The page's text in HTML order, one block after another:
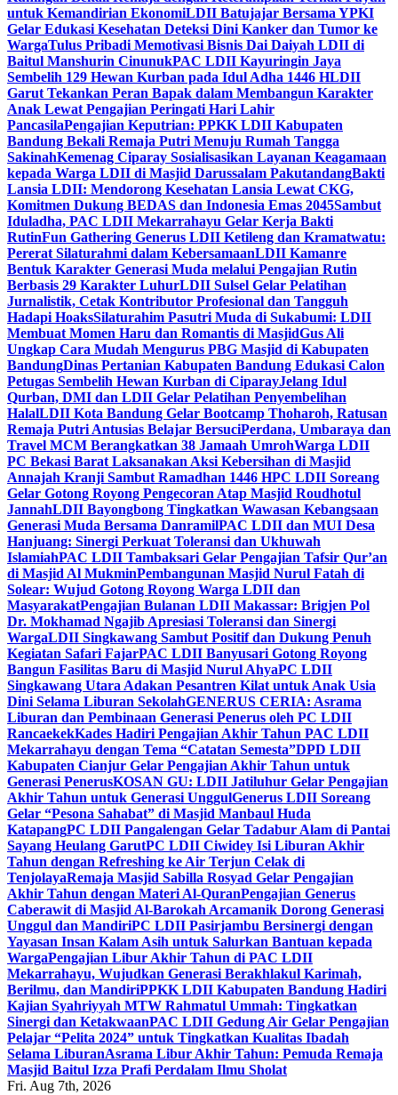
untuk Kemandirian EkonomiLDII Batujajar Bersama YPKI
Gelar Edukasi Kesehatan Deteksi Dini Kanker dan Tumor ke
WargaTulus Pribadi Memotivasi Bisnis Dai Daiyah LDII di
Baitul Manshurin CinunukPAC LDII Kayuringin Jaya
Sembelih 129 Hewan Kurban pada Idul Adha 1446 HLDII
Garut Tekankan Peran Bapak dalam Membangun Karakter
Anak Lewat Pengajian Peringati Hari Lahir
PancasilaPengajian Keputrian: PPKK LDII Kabupaten
Bandung Bekali Remaja Putri Menuju Rumah Tangga
SakinahKemenag Ciparay Sosialisasikan Layanan Keagamaan
kepada Warga LDII di Masjid Darussalam PakutandangBakti
Lansia LDII: Mendorong Kesehatan Lansia Lewat CKG,
Komitmen Dukung BEDAS dan Indonesia Emas 2045Sambut
Iduladha, PAC LDII Mekarrahayu Gelar Kerja Bakti
RutinFun Gathering Generus LDII Ketileng dan Kramatwatu:
Pererat Silaturahmi dalam KebersamaanLDII Kamanre
Bentuk Karakter Generasi Muda melalui Pengajian Rutin
Berbasis 29 Karakter LuhurLDII Sulsel Gelar Pelatihan
Jurnalistik, Cetak Kontributor Profesional dan Tangguh
Hadapi HoaksSilaturahim Pasutri Muda di Sukabumi: LDII
Membuat Momen Haru dan Romantis di MasjidGus Ali
Ungkap Cara Mudah Mengurus PBG Masjid di Kabupaten
BandungDinas Pertanian Kabupaten Bandung Edukasi Calon
Petugas Sembelih Hewan Kurban di CiparayJelang Idul
Qurban, DMI dan LDII Gelar Pelatihan Penyembelihan
HalalLDII Kota Bandung Gelar Bootcamp Thoharoh, Ratusan
Remaja Putri Antusias Belajar BersuciPerdana, Umbaraya dan
Travel MCM Berangkatkan 38 Jamaah UmrohWarga LDII
PC Bekasi Barat Laksanakan Aksi Kebersihan di Masjid
Annajah Kranji Sambut Ramadhan 1446 HPC LDII Soreang
Gelar Gotong Royong Pengecoran Atap Masjid Roudhotul
JannahLDII Bayongbong Tingkatkan Wawasan Kebangsaan
Generasi Muda Bersama DanramilPAC LDII dan MUI Desa
Hanjuang: Sinergi Perkuat Toleransi dan Ukhuwah
IslamiahPAC LDII Tambaksari Gelar Pengajian Tafsir Qur’an
di Masjid Al MukminPembangunan Masjid Nurul Fatah di
Solear: Wujud Gotong Royong Warga LDII dan
MasyarakatPengajian Bulanan LDII Makassar: Brigjen Pol
Dr. Mokhamad Ngajib Apresiasi Toleransi dan Sinergi
WargaLDII Singkawang Sambut Positif dan Dukung Penuh
Kegiatan Safari FajarPAC LDII Banyusari Gotong Royong
Bangun Fasilitas Baru di Masjid Nurul AhyaPC LDII
Singkawang Utara Adakan Pesantren Kilat untuk Anak Usia
Dini Selama Liburan SekolahGENERUS CERIA: Asrama
Liburan dan Pembinaan Generasi Penerus oleh PC LDII
RancaekekKades Hadiri Pengajian Akhir Tahun PAC LDII
Mekarrahayu dengan Tema “Catatan Semesta”DPD LDII
Kabupaten Cianjur Gelar Pengajian Akhir Tahun untuk
Generasi PenerusKOSAN GU: LDII Jatiluhur Gelar Pengajian
Akhir Tahun untuk Generasi UnggulGenerus LDII Soreang
Gelar “Pesona Sahabat” di Masjid Manbaul Huda
KatapangPC LDII Pangalengan Gelar Tadabur Alam di Pantai
Sayang Heulang GarutPC LDII Ciwidey Isi Liburan Akhir
Tahun dengan Refreshing ke Air Terjun Celak di
TenjolayaRemaja Masjid Sabilla Rosyad Gelar Pengajian
Akhir Tahun dengan Materi Al-QuranPengajian Generus
Caberawit di Masjid Al-Barokah Arcamanik Dorong Generasi
Unggul dan MandiriPC LDII Pasirjambu Bersinergi dengan
Yayasan Insan Kalam Asih untuk Salurkan Bantuan kepada
WargaPengajian Libur Akhir Tahun di PAC LDII
Mekarrahayu, Wujudkan Generasi Berakhlakul Karimah,
Berilmu, dan MandiriPPKK LDII Kabupaten Bandung Hadiri
Kajian Syahriyyah MTW Rahmatul Ummah: Tingkatkan
Sinergi dan KetakwaanPAC LDII Gedung Air Gelar Pengajian
Pelajar “Pelita 2024” untuk Tingkatkan Kualitas Ibadah
Selama LiburanAsrama Libur Akhir Tahun: Pemuda Remaja
Masjid Baitul Izza Prafi Perdalam Ilmu Sholat
Fri. Aug 7th, 2026